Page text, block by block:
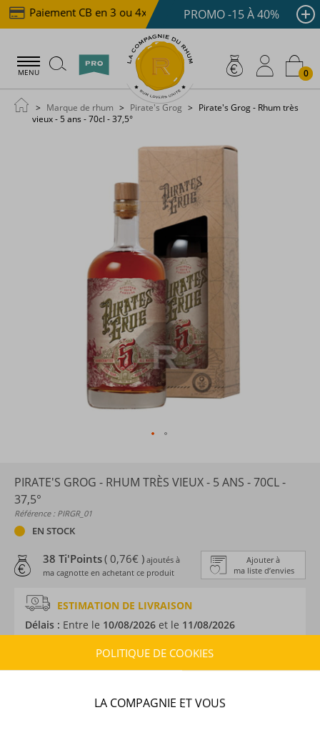
Paiement CB en 3 ou 4x dès 100 € Livraison
PROMO -15 À 40%
MENU 0
Marque de rhum Pirate's Grog
Pirate's Grog - Rhum très
vieux - 5 ans - 70cl - 37,5°
PIRATE'S GROG - RHUM TRÈS VIEUX - 5 ANS - 70CL -
37,5°
Référence : PIRGR_01
EN STOCK
Ajouter à
ma liste d’envies
38 Ti'Points( 0,76€ ) ajoutés à
ma cagnotte en achetant ce produit
ESTIMATION DE LIVRAISON
Délais : Entre le 10/08/2026 et le 11/08/2026
Rhum traditionnel
POLITIQUE DE COOKIES
LA COMPAGNIE ET VOUS